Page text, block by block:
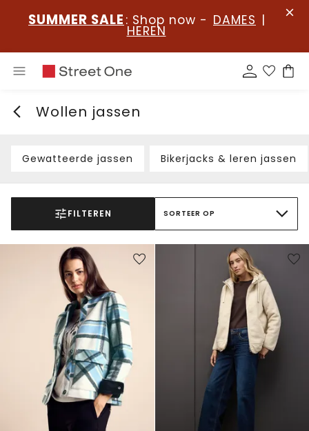
SUMMER SALE : Shop now - DAMES |
HEREN
Wollen jassen
Gewatteerde jassen Bikerjacks & leren jassen
FILTEREN SORTEER OP